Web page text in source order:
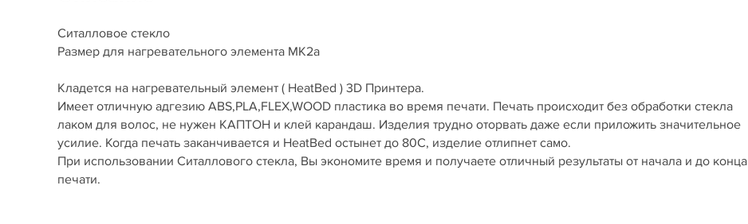
Ситалловое стекло
Размер для нагревательного элемента MK2a
Кладется на нагревательный элемент ( HeatBed ) 3D Принтера.
Имеет отличную адгезию ABS,PLA,FLEX,WOOD пластика во время печати. Печать происходит без обработки стекла
лаком для волос, не нужен КАПТОН и клей карандаш. Изделия трудно оторвать даже если приложить значительное
усилие. Когда печать заканчивается и HeatBed остынет до 80C, изделие отлипнет само.
При использовании Ситаллового стекла, Вы экономите время и получаете отличный результаты от начала и до конца
печати.